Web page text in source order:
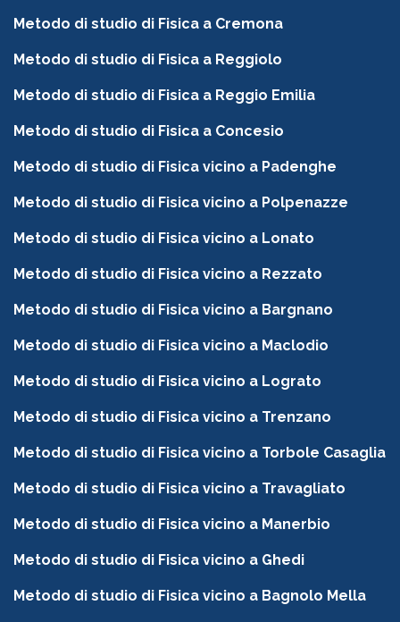
Metodo di studio di Fisica a Cremona
Metodo di studio di Fisica a Reggiolo
Metodo di studio di Fisica a Reggio Emilia
Metodo di studio di Fisica a Concesio
Metodo di studio di Fisica vicino a Padenghe
Metodo di studio di Fisica vicino a Polpenazze
Metodo di studio di Fisica vicino a Lonato
Metodo di studio di Fisica vicino a Rezzato
Metodo di studio di Fisica vicino a Bargnano
Metodo di studio di Fisica vicino a Maclodio
Metodo di studio di Fisica vicino a Lograto
Metodo di studio di Fisica vicino a Trenzano
Metodo di studio di Fisica vicino a Torbole Casaglia
Metodo di studio di Fisica vicino a Travagliato
Metodo di studio di Fisica vicino a Manerbio
Metodo di studio di Fisica vicino a Ghedi
Metodo di studio di Fisica vicino a Bagnolo Mella